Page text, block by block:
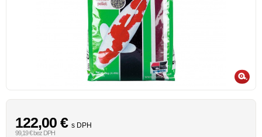
122,00 € s DPH
99,19 € bez DPH